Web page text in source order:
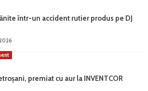
într-un accident rutier produs pe DJ
premiat cu aur la INVENTCOR